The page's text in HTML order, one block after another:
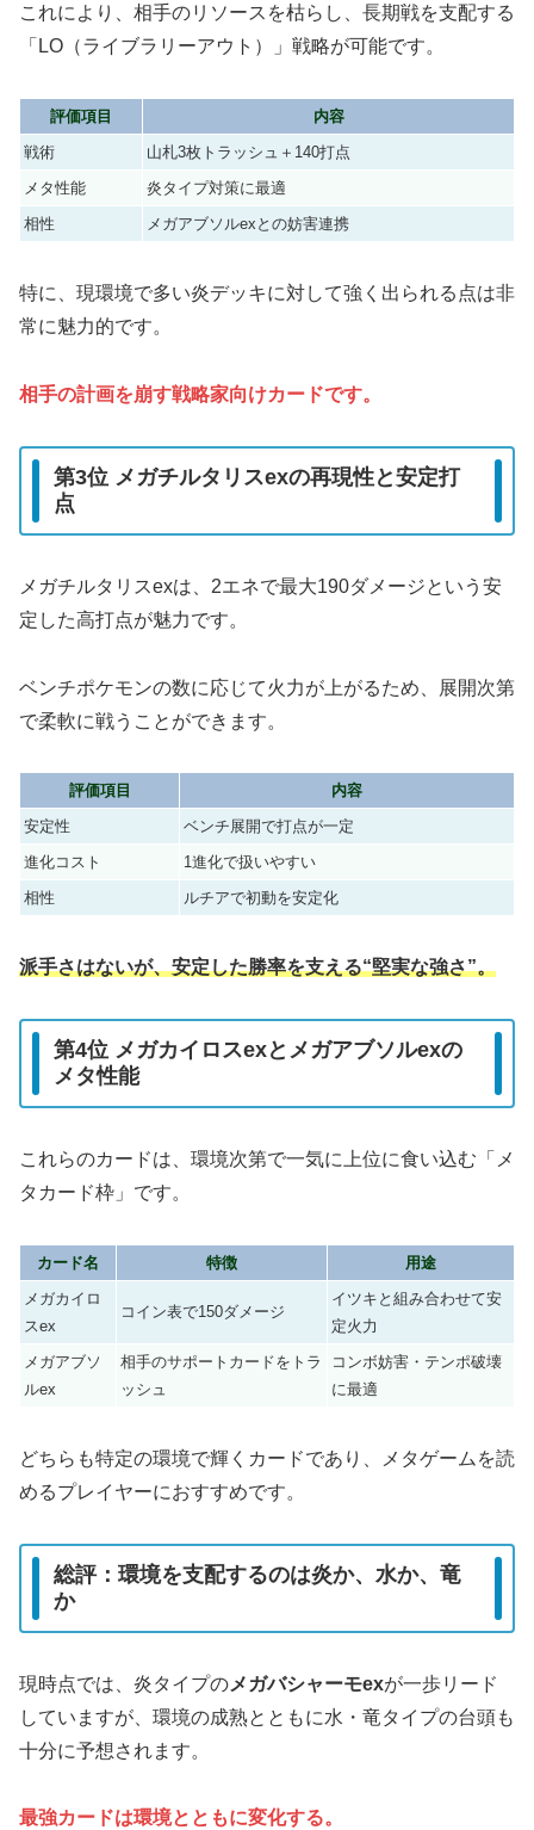
これにより、相手のリソースを枯らし、長期戦を支配する
「LO（ライブラリーアウト）」戦略が可能です。
評価項目
内容
戦術
山札3枚トラッシュ＋140打点
メタ性能
炎タイプ対策に最適
相性
メガアブソルexとの妨害連携
特に、現環境で多い炎デッキに対して強く出られる点は非
常に魅力的です。
相手の計画を崩す戦略家向けカードです。
第3位 メガチルタリスexの再現性と安定打
点
メガチルタリスexは、2エネで最大190ダメージという安
定した高打点が魅力です。
ベンチポケモンの数に応じて火力が上がるため、展開次第
で柔軟に戦うことができます。
評価項目
内容
安定性
ベンチ展開で打点が一定
進化コスト
1進化で扱いやすい
相性
ルチアで初動を安定化
派手さはないが、安定した勝率を支える“堅実な強さ”。
第4位 メガカイロスexとメガアブソルexの
メタ性能
これらのカードは、環境次第で一気に上位に食い込む「メ
タカード枠」です。
カード名 特徴
用途
メガカイロ
スex
コイン表で150ダメージ
イツキと組み合わせて安
定火力
メガアブソ
ルex
相手のサポートカードをトラ
ッシュ
コンボ妨害・テンポ破壊
に最適
どちらも特定の環境で輝くカードであり、メタゲームを読
めるプレイヤーにおすすめです。
総評：環境を支配するのは炎か、水か、竜
か
現時点では、炎タイプのメガバシャーモexが一歩リード
していますが、環境の成熟とともに水・竜タイプの台頭も
十分に予想されます。
最強カードは環境とともに変化する。